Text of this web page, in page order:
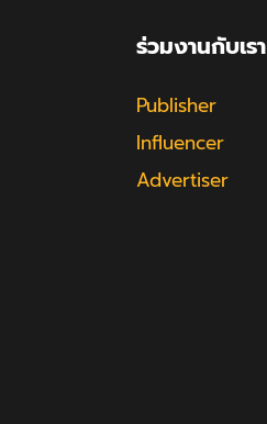
ร่วมงานกับเรา
Publisher
Influencer
Advertiser